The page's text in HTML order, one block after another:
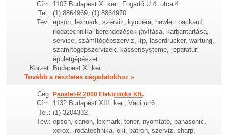
Cím: 1107 Budapest X. ker., Fogadó U.4. utca 4.
Tel.: (1) 8864969, (1) 8864970
Tev.: epson, lexmark, szerviz, kyocera, hewlett packard,
irodatechnikai berendezések javítása, karbantartása,
service, számítógépszerviz, lfp, laserdrucker, wartung,
számítógépszervizek, kassensysteme, reparatur,
épületgépészet
Körzet: Budapest X. ker.
Tovább a részletes cégadatokhoz »
Cég: Panatel-R 2000 Elektronika Kft.
Cím: 1132 Budapest XIII. ker., Váci út 6.
Tel.: (1) 3204332
Tev.: epson, canon, lexmark, toner, nyomtató, panasonic,
xerox, irodatechnika, oki, patron, szerviz, sharp,